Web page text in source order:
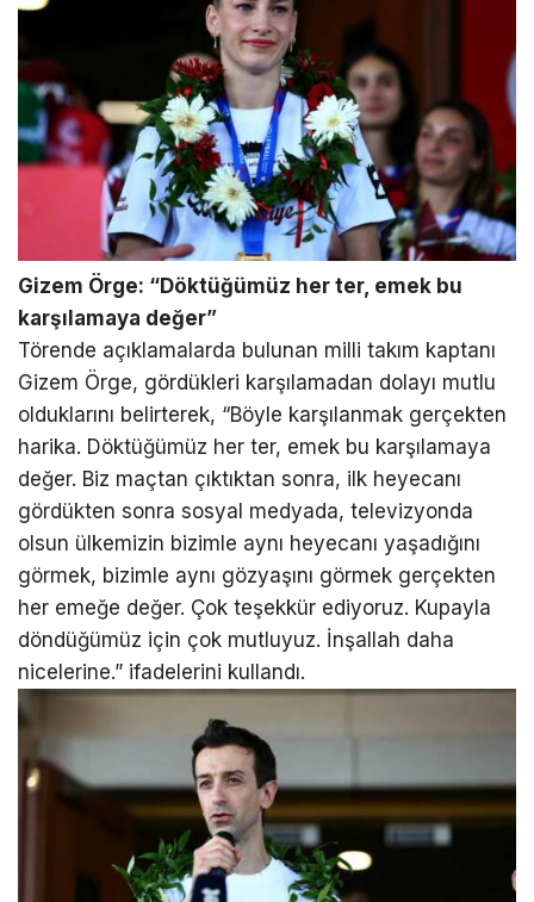
Gizem Örge: “Döktüğümüz her ter, emek bu
karşılamaya değer”
Törende açıklamalarda bulunan milli takım kaptanı
Gizem Örge, gördükleri karşılamadan dolayı mutlu
olduklarını belirterek, “Böyle karşılanmak gerçekten
harika. Döktüğümüz her ter, emek bu karşılamaya
değer. Biz maçtan çıktıktan sonra, ilk heyecanı
gördükten sonra sosyal medyada, televizyonda
olsun ülkemizin bizimle aynı heyecanı yaşadığını
görmek, bizimle aynı gözyaşını görmek gerçekten
her emeğe değer. Çok teşekkür ediyoruz. Kupayla
döndüğümüz için çok mutluyuz. İnşallah daha
nicelerine.” ifadelerini kullandı.